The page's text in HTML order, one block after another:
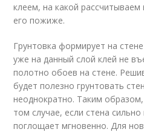
клеем, на какой
его пожиже.
Грунтовка формирует на
уже на данный слой клей не
полотно обоев на стене.
будет полезно грунтовать
неоднократно. Таким
том случае, если стена
поглощает мгновенно. Для